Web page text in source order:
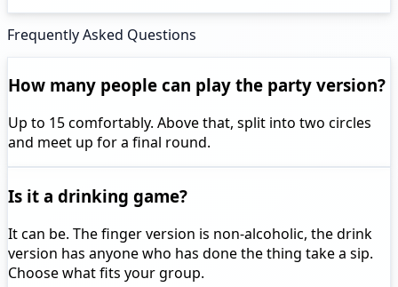
Frequently Asked Questions
How many people can play the party version?
Up to 15 comfortably. Above that, split into two circles
and meet up for a final round.
Is it a drinking game?
It can be. The finger version is non-alcoholic, the drink
version has anyone who has done the thing take a sip.
Choose what fits your group.